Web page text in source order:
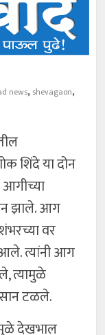
news, shevagaon,
शिंदे या दोन
आगीच्या
झाले. आग
वर
त्यांनी आग
त्यामुळे
टळले.
देखभाल